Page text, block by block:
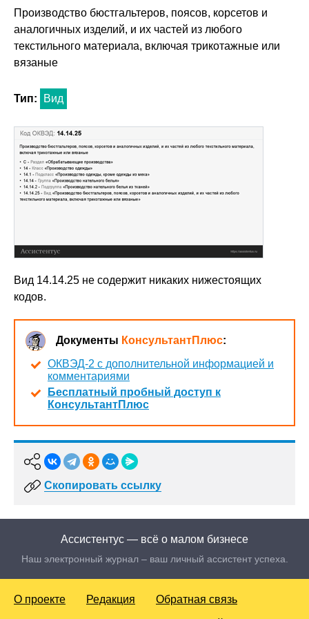
Производство бюстгальтеров, поясов, корсетов и
аналогичных изделий, и их частей из любого
текстильного материала, включая трикотажные или
вязаные
Тип: Вид
Вид 14.14.25 не содержит никаких нижестоящих
кодов.
Документы КонсультантПлюс:
ОКВЭД-2 с дополнительной информацией и
комментариями
Бесплатный пробный доступ к
КонсультантПлюс
Скопировать ссылку
Ассистентус — всё о малом бизнесе
Наш электронный журнал – ваш личный ассистент успеха.
О проекте Редакция Обратная связь